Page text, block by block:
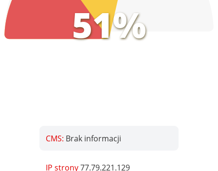
51%
CMS: Brak informacji
IP strony77.79.221.129